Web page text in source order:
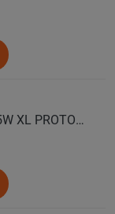
DAVANTI Автошина 215/50 ZR17 95W XL PROTOURA SPORT RPR лето